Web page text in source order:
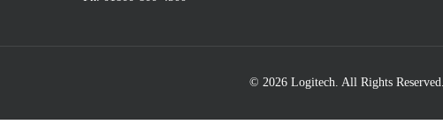
© 2026 Logitech. All Rights Reserved.